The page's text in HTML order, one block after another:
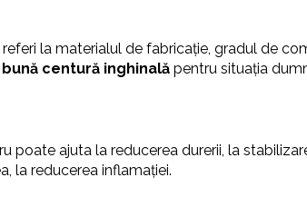
la materialul de fabricație, gradul de
centură inghinală pentru situația
poate ajuta la reducerea durerii, la
la reducerea inflamației.